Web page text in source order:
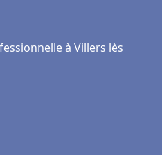
à Villers lès